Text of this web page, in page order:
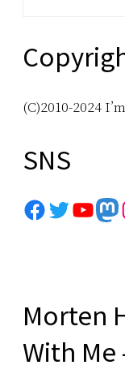
(C)2010-2024
SNS
Facebook
Twitter
Morten
With